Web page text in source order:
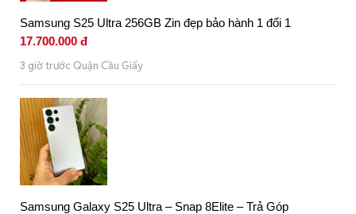
Samsung S25 Ultra 256GB Zin đẹp bảo hành 1 đổi 1
17.700.000 đ
3 giờ trước Quận Cầu Giấy
Samsung Galaxy S25 Ultra – Snap 8Elite – Trả Góp